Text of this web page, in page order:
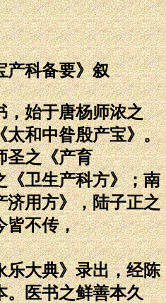
产科备要》叙
，始于唐杨师浓之
太和中昝殷产宝》。
圣之《产育
《卫生产科方》；南
济用方》，陆子正之
皆不传，
乐大典》录出，经陈
。医书之鲜善本久